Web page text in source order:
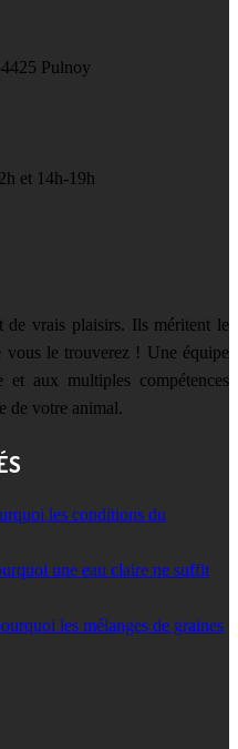
Pulnoy
et 14h-19h
de vrais plaisirs. Ils méritent le
vous le trouverez ! Une équipe
et aux multiples compétences
de votre animal.
les conditions du
une eau claire ne suffit
les mélanges de graines